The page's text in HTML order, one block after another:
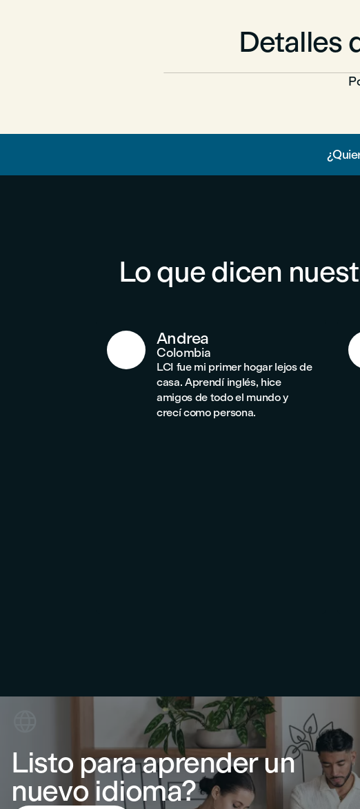
Detalles
Lo que dicen
Andrea
Colombia
LCI fue mi primer hogar lejos de
casa. Aprendí inglés, hice
amigos de todo el mundo y
crecí como persona.
Listo para aprender un
nuevo idioma?